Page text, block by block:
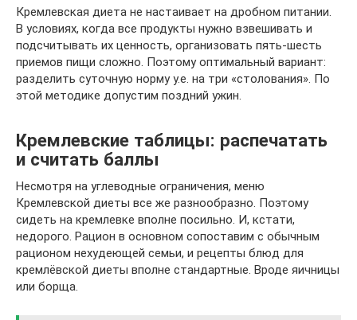
Кремлевская диета не настаивает на дробном питании.
В условиях, когда все продукты нужно взвешивать и
подсчитывать их ценность, организовать пять-шесть
приемов пищи сложно. Поэтому оптимальный вариант:
разделить суточную норму у.е. на три «столования». По
этой методике допустим поздний ужин.
Кремлевские таблицы: распечатать
и считать баллы
Несмотря на углеводные ограничения, меню
Кремлевской диеты все же разнообразно. Поэтому
сидеть на кремлевке вполне посильно. И, кстати,
недорого. Рацион в основном сопоставим с обычным
рационом нехудеющей семьи, и рецепты блюд для
кремлёвской диеты вполне стандартные. Вроде яичницы
или борща.